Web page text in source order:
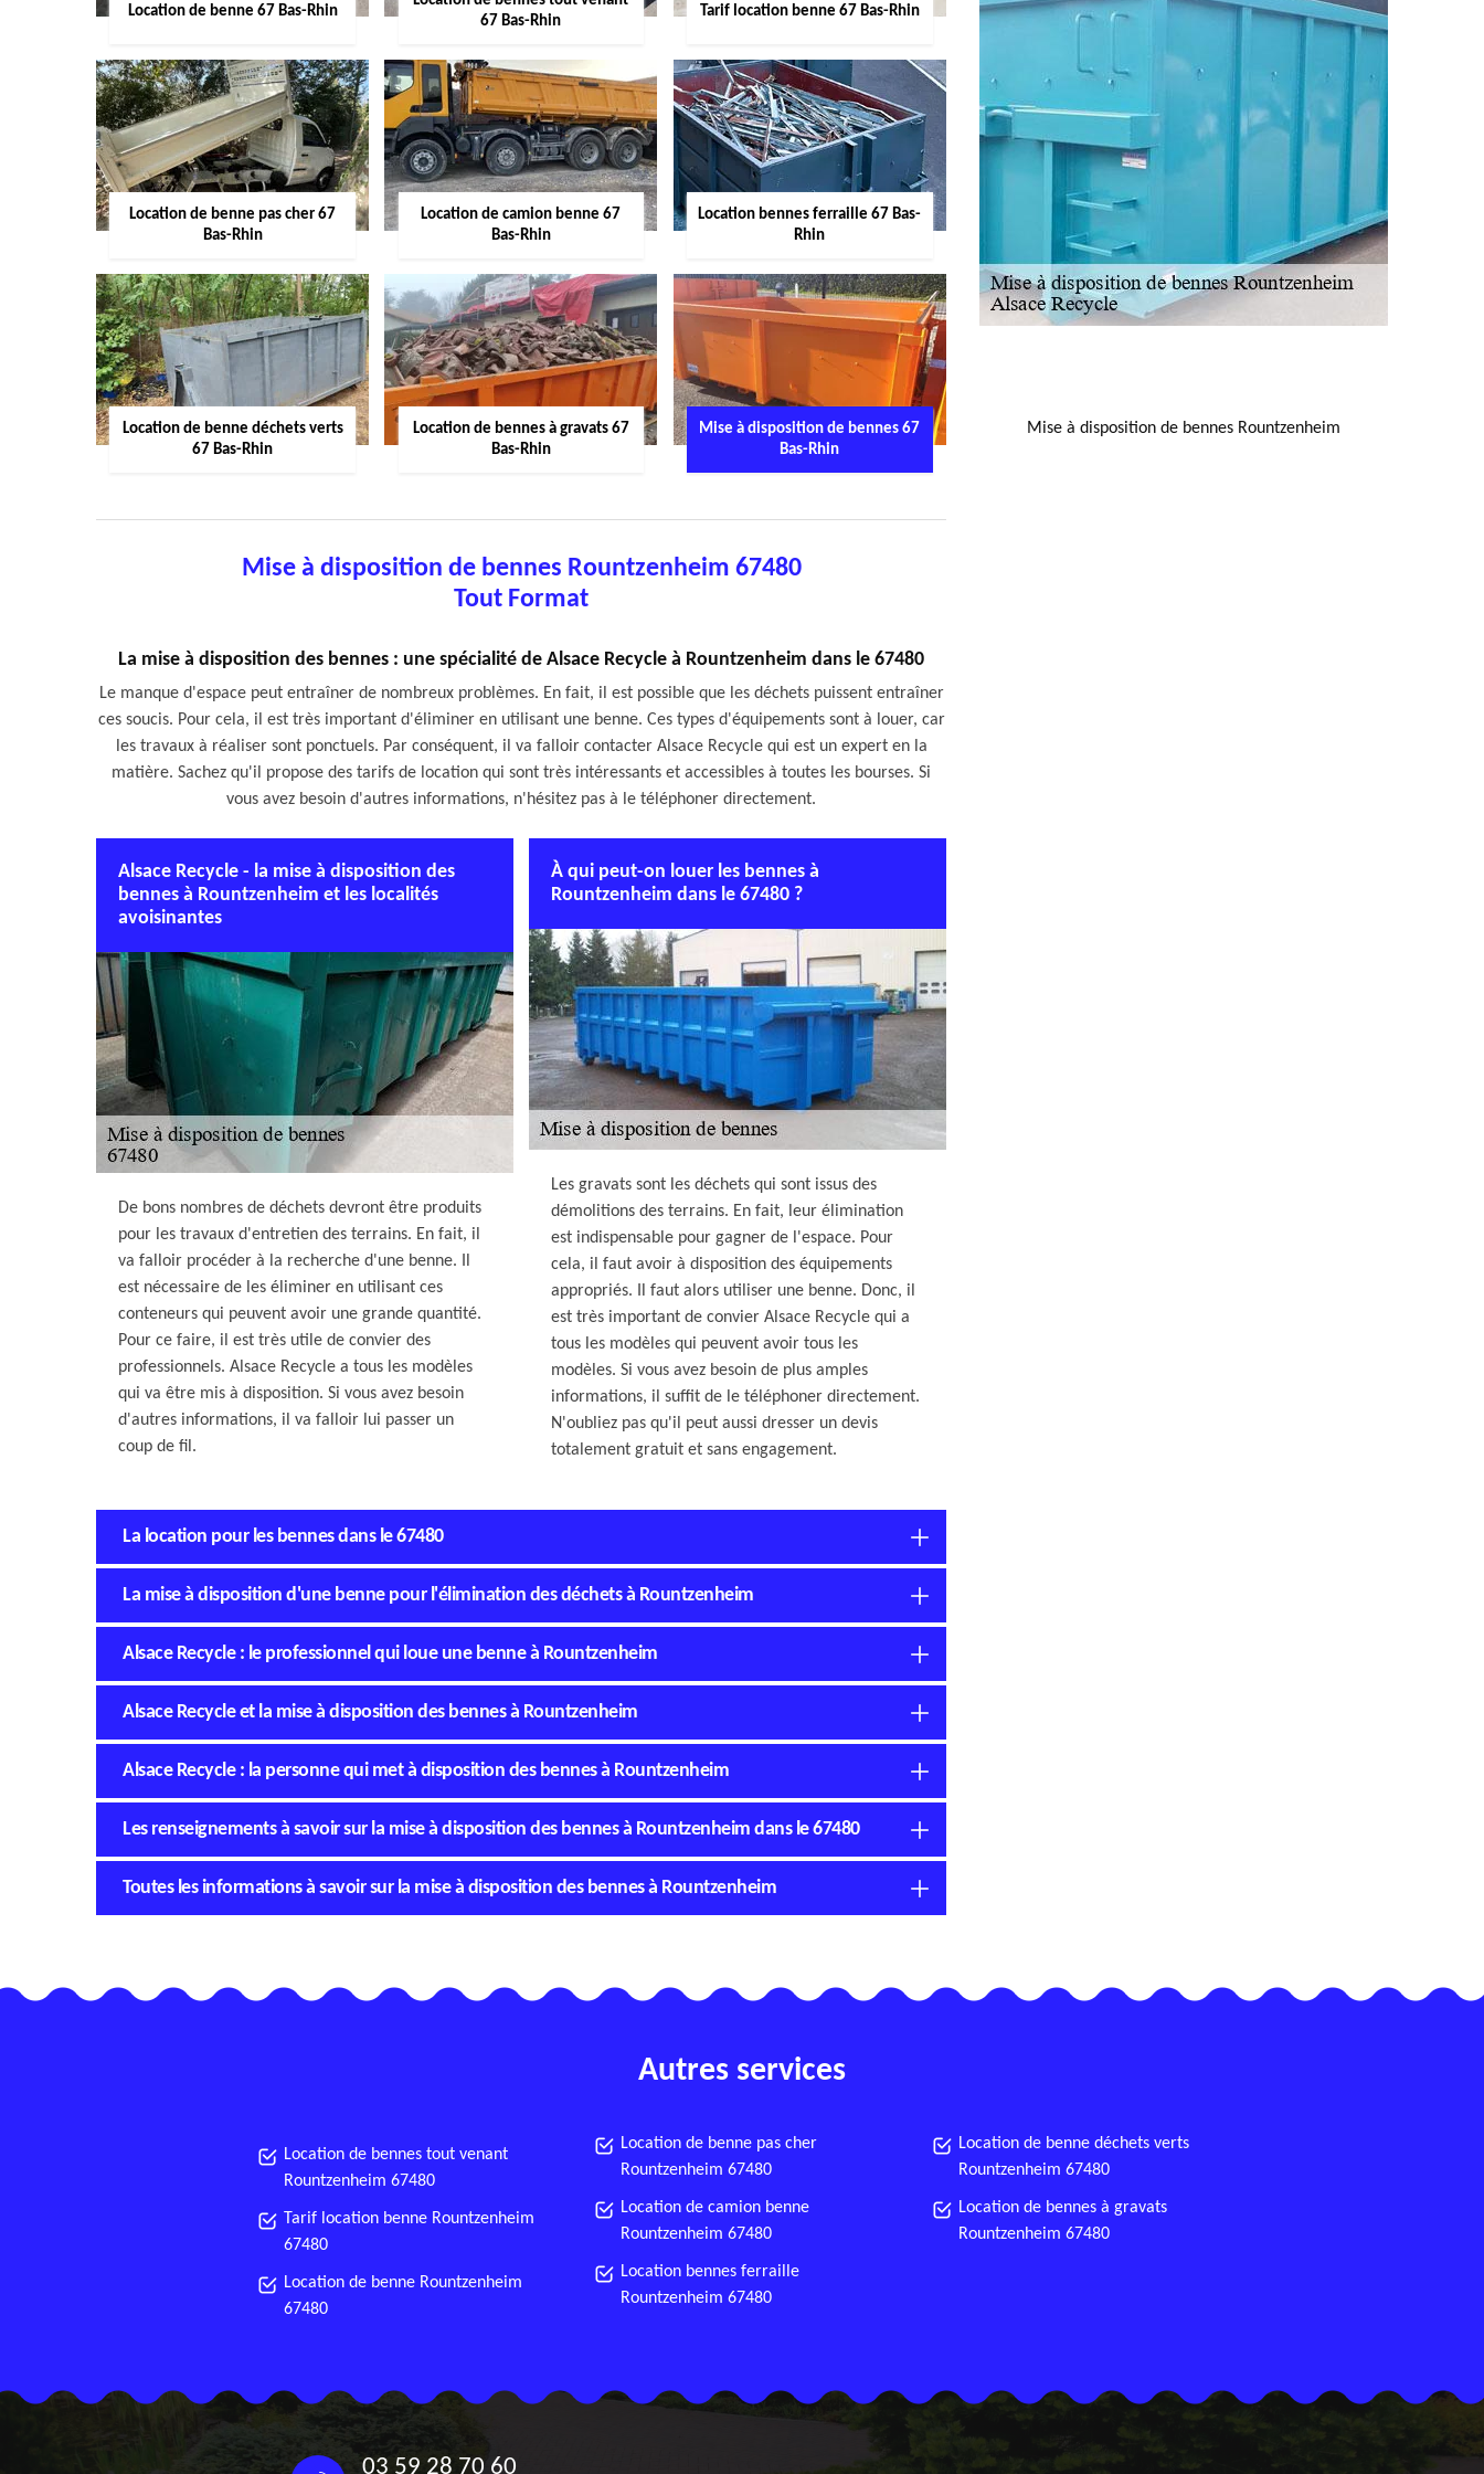
Location de benne 67 Bas-Rhin
67 Bas-Rhin
Tarif location benne 67 Bas-Rhin
Location de benne pas cher 67
Bas-Rhin
Location de camion benne 67
Bas-Rhin
Location bennes ferraille 67 Bas-
Rhin
Location de benne déchets verts
67 Bas-Rhin
Location de bennes à gravats 67
Bas-Rhin
Mise à disposition de bennes 67
Bas-Rhin
Mise à disposition de bennes Rountzenheim 67480
Tout Format
La mise à disposition des bennes : une spécialité de Alsace Recycle à Rountzenheim dans le 67480
Le manque d'espace peut entraîner de nombreux problèmes. En fait, il est possible que les déchets puissent entraîner
ces soucis. Pour cela, il est très important d'éliminer en utilisant une benne. Ces types d'équipements sont à louer, car
les travaux à réaliser sont ponctuels. Par conséquent, il va falloir contacter Alsace Recycle qui est un expert en la
matière. Sachez qu'il propose des tarifs de location qui sont très intéressants et accessibles à toutes les bourses. Si
vous avez besoin d'autres informations, n'hésitez pas à le téléphoner directement.
Alsace Recycle - la mise à disposition des
bennes à Rountzenheim et les localités
avoisinantes
De bons nombres de déchets devront être produits
pour les travaux d'entretien des terrains. En fait, il
va falloir procéder à la recherche d'une benne. Il
est nécessaire de les éliminer en utilisant ces
conteneurs qui peuvent avoir une grande quantité.
Pour ce faire, il est très utile de convier des
professionnels. Alsace Recycle a tous les modèles
qui va être mis à disposition. Si vous avez besoin
d'autres informations, il va falloir lui passer un
coup de fil.
À qui peut-on louer les bennes à
Rountzenheim dans le 67480 ?
Les gravats sont les déchets qui sont issus des
démolitions des terrains. En fait, leur élimination
est indispensable pour gagner de l'espace. Pour
cela, il faut avoir à disposition des équipements
appropriés. Il faut alors utiliser une benne. Donc, il
est très important de convier Alsace Recycle qui a
tous les modèles qui peuvent avoir tous les
modèles. Si vous avez besoin de plus amples
informations, il suffit de le téléphoner directement.
N'oubliez pas qu'il peut aussi dresser un devis
totalement gratuit et sans engagement.
La location pour les bennes dans le 67480
La mise à disposition d'une benne pour l'élimination des déchets à Rountzenheim
Alsace Recycle : le professionnel qui loue une benne à Rountzenheim
Alsace Recycle et la mise à disposition des bennes à Rountzenheim
Alsace Recycle : la personne qui met à disposition des bennes à Rountzenheim
Les renseignements à savoir sur la mise à disposition des bennes à Rountzenheim dans le 67480
Toutes les informations à savoir sur la mise à disposition des bennes à Rountzenheim
Mise à disposition de bennes Rountzenheim
Autres services
Location de bennes tout venant
Rountzenheim 67480
Tarif location benne Rountzenheim
67480
Location de benne Rountzenheim
67480
Location de benne pas cher
Rountzenheim 67480
Location de camion benne
Rountzenheim 67480
Location bennes ferraille
Rountzenheim 67480
Location de benne déchets verts
Rountzenheim 67480
Location de bennes à gravats
Rountzenheim 67480
03 59 28 70 60